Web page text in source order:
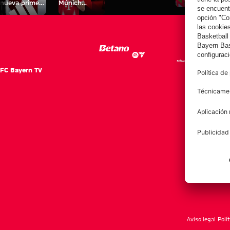
nueva primera
equipación
Múnich
Tarjetas de
personal para
FC Bayern TV
FC
Equipo
Afición
Aviso legal